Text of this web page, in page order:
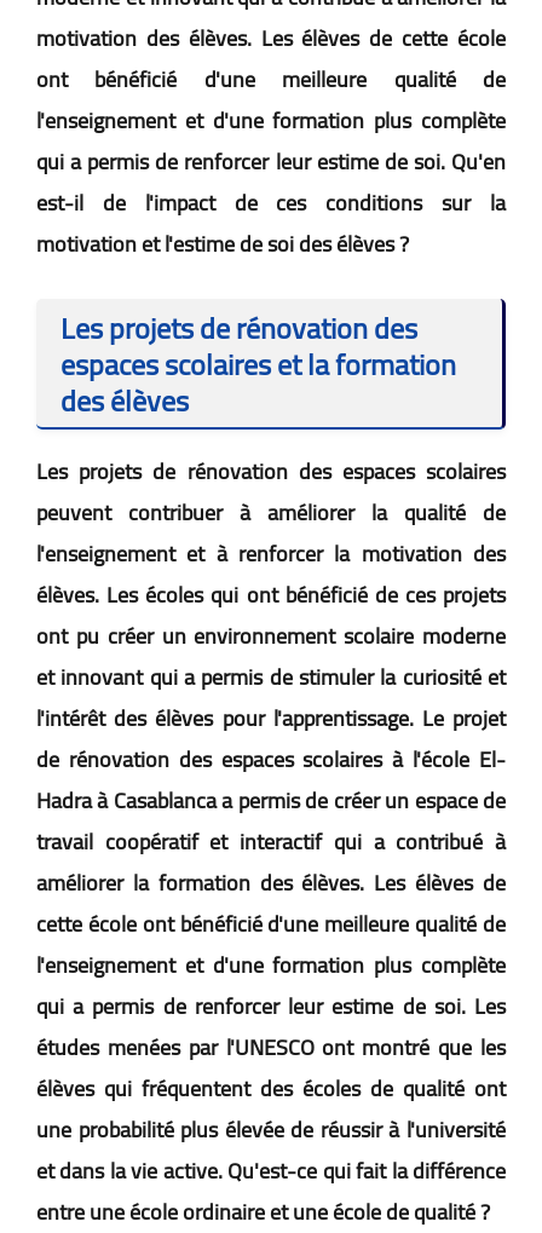
motivation des élèves. Les élèves de cette école
ont bénéficié d'une meilleure qualité de
l'enseignement et d'une formation plus complète
qui a permis de renforcer leur estime de soi. Qu'en
est-il de l'impact de ces conditions sur la
motivation et l'estime de soi des élèves ?
Les projets de rénovation des
espaces scolaires et la formation
des élèves
Les projets de rénovation des espaces scolaires
peuvent contribuer à améliorer la qualité de
l'enseignement et à renforcer la motivation des
élèves. Les écoles qui ont bénéficié de ces projets
ont pu créer un environnement scolaire moderne
et innovant qui a permis de stimuler la curiosité et
l'intérêt des élèves pour l'apprentissage. Le projet
de rénovation des espaces scolaires à l'école El-
Hadra à Casablanca a permis de créer un espace de
travail coopératif et interactif qui a contribué à
améliorer la formation des élèves. Les élèves de
cette école ont bénéficié d'une meilleure qualité de
l'enseignement et d'une formation plus complète
qui a permis de renforcer leur estime de soi. Les
études menées par l'UNESCO ont montré que les
élèves qui fréquentent des écoles de qualité ont
une probabilité plus élevée de réussir à l'université
et dans la vie active. Qu'est-ce qui fait la différence
entre une école ordinaire et une école de qualité ?